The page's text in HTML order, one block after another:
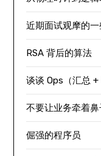
近期面试观摩的
RSA 背后的算法
谈谈 Ops（汇总
不要让业务牵着鼻
倔强的程序员